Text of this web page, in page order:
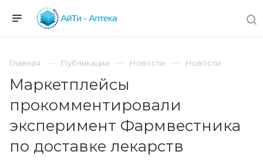
Главная Публикации Новости Новости
Маркетплейсы
прокомментировали
эксперимент Фармвестника
по доставке лекарств